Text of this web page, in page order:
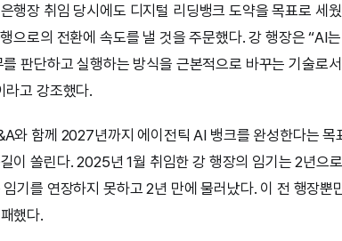
행장 취임 당시에도 디지털 리딩뱅크 도약을 목표로 세
으로의 전환에 속도를 낼 것을 주문했다. 강 행장은 “AI
판단하고 실행하는 방식을 근본적으로 바꾸는 기술로
라고 강조했다.
와 함께 2027년까지 에이전틱 AI 뱅크를 완성한다는 목
이 쏠린다. 2025년 1월 취임한 강 행장의 임기는 2년으
기를 연장하지 못하고 2년 만에 물러났다. 이 전 행장뿐
했다.